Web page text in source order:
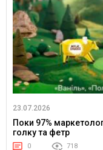
23.07.2026
Поки 97%
голку та фетр
0 718